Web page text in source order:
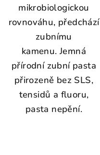
mikrobiologickou
rovnováhu, předchází
zubnímu
kamenu.Jemná
přírodní zubní pasta
přirozeně bez SLS,
tensidů a fluoru,
pasta nepění.